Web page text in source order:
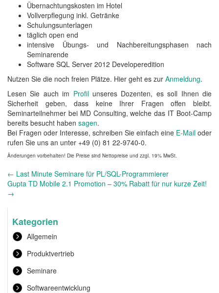
Übernachtungskosten im Hotel
Vollverpflegung inkl. Getränke
Schulungsunterlagen
täglich open end
intensive Übungs- und Nachbereitungsphasen nach
Seminarende
Software SQL Server 2012 Developeredition
Nutzen Sie die noch freien Plätze. Hier geht es zur Anmeldung.
Lesen Sie auch im Profilunseres Dozenten, es soll Ihnen die
Sicherheit geben, dass keine Ihrer Fragen offen bleibt.
Seminarteilnehmer bei MD Consulting, welche das IT Boot-Camp
bereits besucht haben sagen.
Bei Fragen oder Interesse, schreiben Sie einfach eine E-Mail oder
rufen Sie uns an unter +49 (0) 81 22-9740-0.
Änderungen vorbehalten! Die Preise sind Nettopreise und zzgl. 19% MwSt.
Andere
Nachrichten
← Last Minute Seminare für PL/SQL-Programmierer
Gupta TD Mobile 2.1 Promotion – 30% Rabatt für nur kurze Zeit!
→
Kategorien
Allgemein
Produktvertrieb
Seminare
Softwareentwicklung